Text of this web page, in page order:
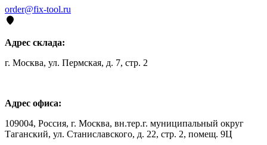
order@fix-tool.ru
Адрес склада:
г. Москва, ул. Пермская, д. 7, стр. 2
Адрес офиса:
109004, Россия, г. Москва, вн.тер.г. муниципальный округ
Таганский, ул. Станиславского, д. 22, стр. 2, помещ. 9Ц